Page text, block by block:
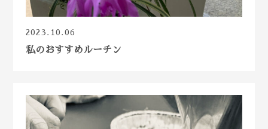
2023.10.06
私のおすすめルーチン